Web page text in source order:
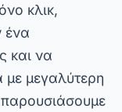
κλικ,
ένα
και να
με μεγαλύτερη